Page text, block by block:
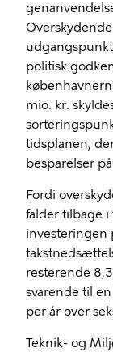
politisk
mio. kr.
tidsplanen,
besparelser
Fordi
falder tilbage i
investeringen
resterende
svarende til
per år over
Teknik- og